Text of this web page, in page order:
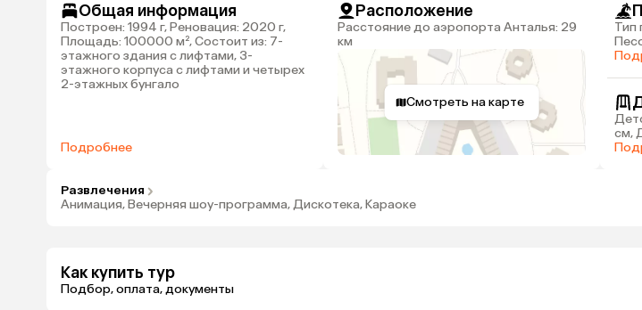
Общая информация
Построен: 1994 г, Реновация: 2020 г,
Площадь: 100000 м², Состоит из: 7-
этажного здания с лифтами, 3-
этажного корпуса с лифтами и четырех
2-этажных бунгало
Подробнее
Расположение
Расстояние до аэропорта Анталья: 29
км
Смотреть на карте
Тип
см,
Развлечения
Анимация, Вечерняя шоу-программа, Дискотека, Караоке
Как купить тур
Подбор, оплата, документы